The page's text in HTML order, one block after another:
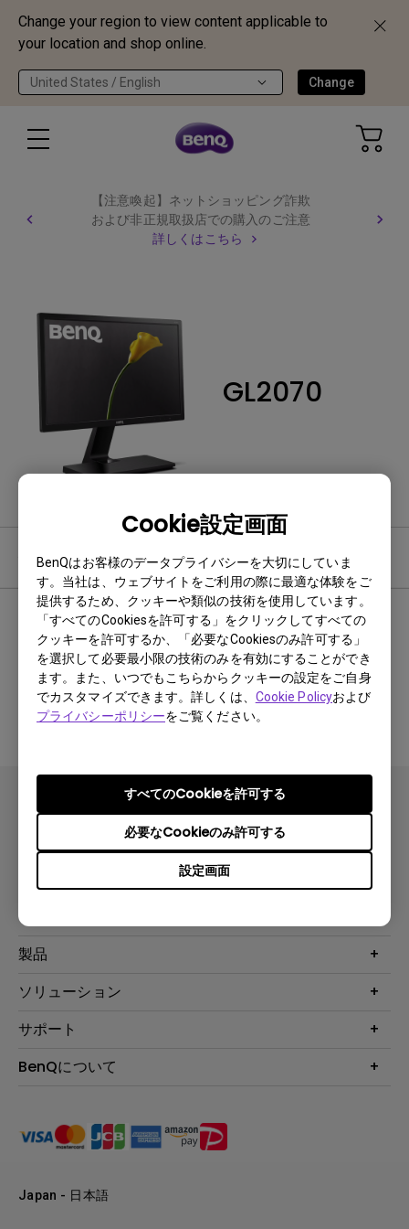
Change your region to view content applicable to
your location and shop online.
United States / English Change
Cookie設定画面
BenQはお客様のデータプライバシーを大切にしていま
す。当社は、ウェブサイトをご利用の際に最適な体験をご
提供するため、クッキーや類似の技術を使用しています。
「すべてのCookiesを許可する」をクリックしてすべての
クッキーを許可するか、「必要なCookiesのみ許可する」
を選択して必要最小限の技術のみを有効にすることができ
ます。また、いつでもこちらからクッキーの設定をご自身
でカスタマイズできます。詳しくは、 Cookie Policyおよび
プライバシーポリシーをご覧ください。
設定画面
必要なCookieのみ許可する
すべてのCookieを許可する
【注意喚起】ネットショッピング詐欺
および非正規取扱店での購入のご注意
詳しくはこちら
GL2070
保証
液晶モニター
保証期間
3年保証（パネル・バックライトは1年保証）
製品
プロジェクター
照明
Webカメラ
ソリューション
ビジネス向け
知識ページ
AQCOLOR
e-Sports
サポート
サポート
製品保守サービス終了のご案内
BenQについて
リーダーシップ
ニュース
Japan - 日本語